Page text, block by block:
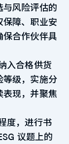
风险评估的
障、职业安
合作伙伴具
入合格供货
等级，实施分
现，并聚焦
度，进行书
议题上的